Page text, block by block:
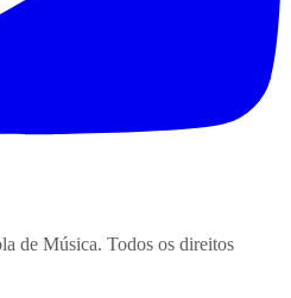
de Música. Todos os direitos